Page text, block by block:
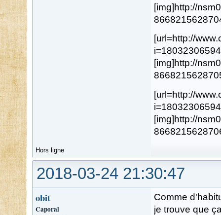
[img]http://
[url=http://
[img]http://
[url=http://
[img]http://
Hors ligne
2018-03-24 21:30:47
obit
Caporal
Comme
je trouve que